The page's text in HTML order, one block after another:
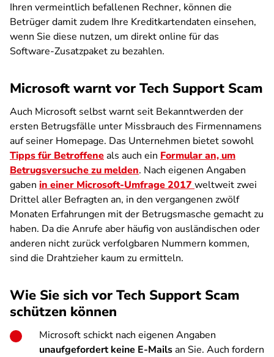
Ihren vermeintlich befallenen Rechner, können die
Betrüger damit zudem Ihre Kreditkartendaten einsehen,
wenn Sie diese nutzen, um direkt online für das
Software-Zusatzpaket zu bezahlen.
Microsoft warnt vor Tech Support Scam
Auch Microsoft selbst warnt seit Bekanntwerden der
ersten Betrugsfälle unter Missbrauch des Firmennamens
auf seiner Homepage. Das Unternehmen bietet sowohl
Tipps für Betroffeneals auch ein Formular an, um
Betrugsversuche zu melden. Nach eigenen Angaben
gaben in einer Microsoft-Umfrage 2017 weltweit zwei
Drittel aller Befragten an, in den vergangenen zwölf
Monaten Erfahrungen mit der Betrugsmasche gemacht zu
haben. Da die Anrufe aber häufig von ausländischen oder
anderen nicht zurück verfolgbaren Nummern kommen,
sind die Drahtzieher kaum zu ermitteln.
Wie Sie sich vor Tech Support Scam
schützen können
Microsoft schickt nach eigenen Angaben
unaufgefordert keine E-Mailsan Sie. Auch fordern